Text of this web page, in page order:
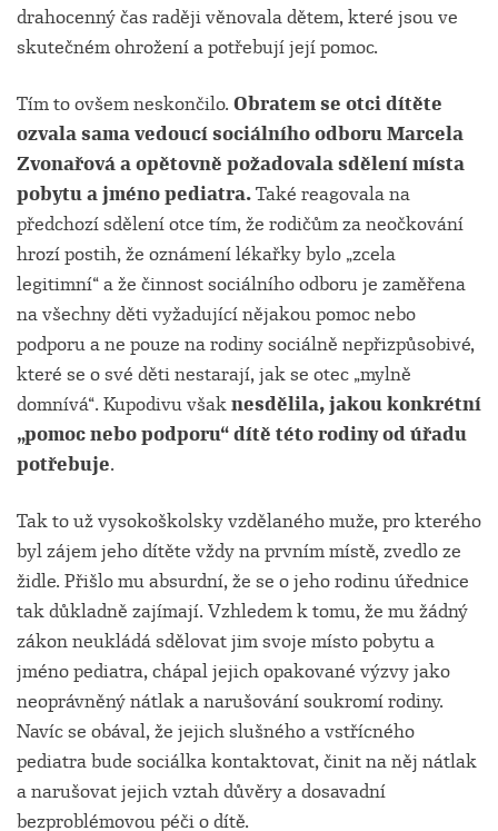
drahocenný čas raději věnovala dětem, které jsou ve
skutečném ohrožení a potřebují její pomoc.
Tím to ovšem neskončilo. Obratem se otci dítěte
ozvala sama vedoucí sociálního odboru Marcela
Zvonařová a opětovně požadovala sdělení místa
pobytu a jméno pediatra.Také reagovala na
předchozí sdělení otce tím, že rodičům za neočkování
hrozí postih, že oznámení lékařky bylo „zcela
legitimní“ a že činnost sociálního odboru je zaměřena
na všechny děti vyžadující nějakou pomoc nebo
podporu a ne pouze na rodiny sociálně nepřizpůsobivé,
které se o své děti nestarají, jak se otec „mylně
domnívá“. Kupodivu všaknesdělila, jakou konkrétní
„pomoc nebo podporu“ dítě této rodiny od úřadu
potřebuje.
Tak to už vysokoškolsky vzdělaného muže, pro kterého
byl zájem jeho dítěte vždy na prvním místě, zvedlo ze
židle. Přišlo mu absurdní, že se o jeho rodinu úřednice
tak důkladně zajímají. Vzhledem k tomu, že mu žádný
zákon neukládá sdělovat jim svoje místo pobytu a
jméno pediatra, chápal jejich opakované výzvy jako
neoprávněný nátlak a narušování soukromí rodiny.
Navíc se obával, že jejich slušného a vstřícného
pediatra bude sociálka kontaktovat, činit na něj nátlak
a narušovat jejich vztah důvěry a dosavadní
bezproblémovou péči o dítě.